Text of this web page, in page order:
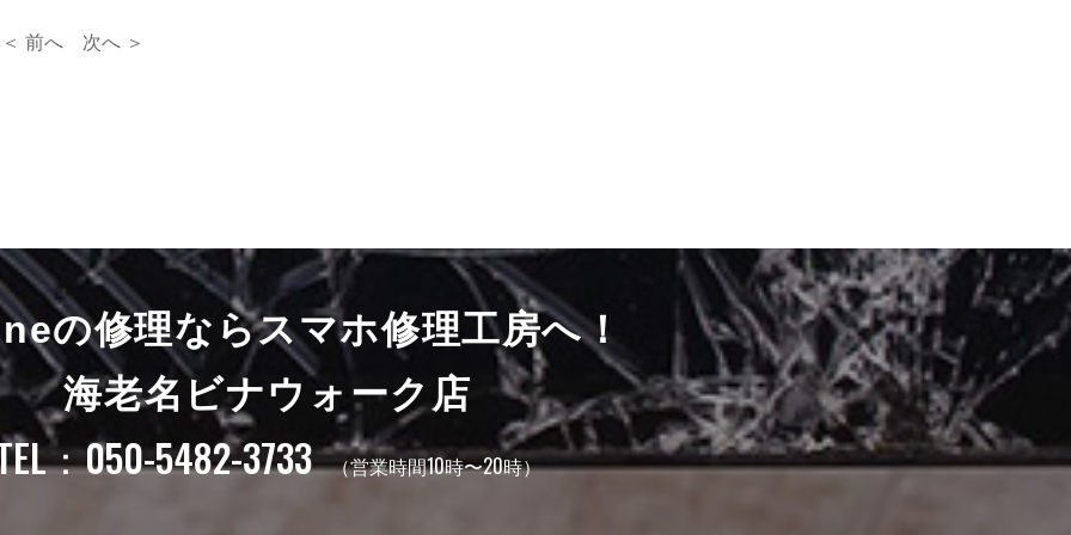
＜ 前へ 次へ ＞
の修理ならスマホ修理工房へ！
海老名ビナウォーク店
：050-5482-3733 （営業時間10時〜20時）